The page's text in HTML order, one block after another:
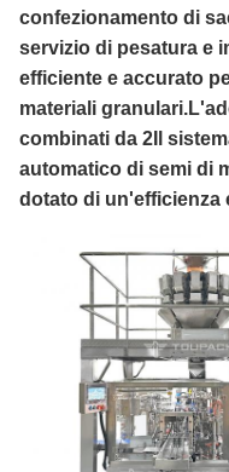
confezionamento di
servizio di pesatura e
efficiente e accurato
materiali
combinati da 2Il
automatico di semi di
dotato di un'efficienza